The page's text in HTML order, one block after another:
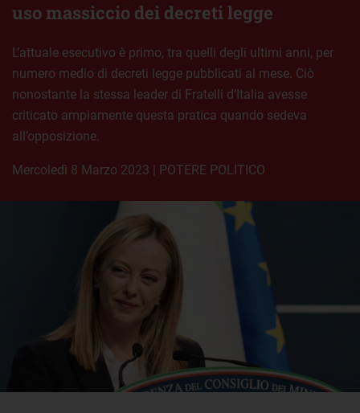
uso massiccio dei decreti legge
L’attuale esecutivo è primo, tra quelli degli ultimi anni, per
numero medio di decreti legge pubblicati al mese. Ciò
nonostante la stessa leader di Fratelli d’Italia avesse
criticato ampiamente questa pratica quando sedeva
all’opposizione.
mercoledì 8 Marzo 2023 POTERE POLITICO